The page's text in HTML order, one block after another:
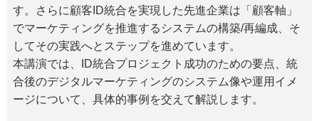
す。さらに顧客ID統合を実現した先進企業は「顧客軸」
でマーケティングを推進するシステムの構築/再編成、そ
してその実践へとステップを進めています。
本講演では、ID統合プロジェクト成功のための要点、統
合後のデジタルマーケティングのシステム像や運用イメ
ージについて、具体的事例を交えて解説します。